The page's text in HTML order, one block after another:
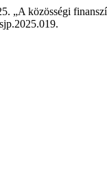
„A közösségi